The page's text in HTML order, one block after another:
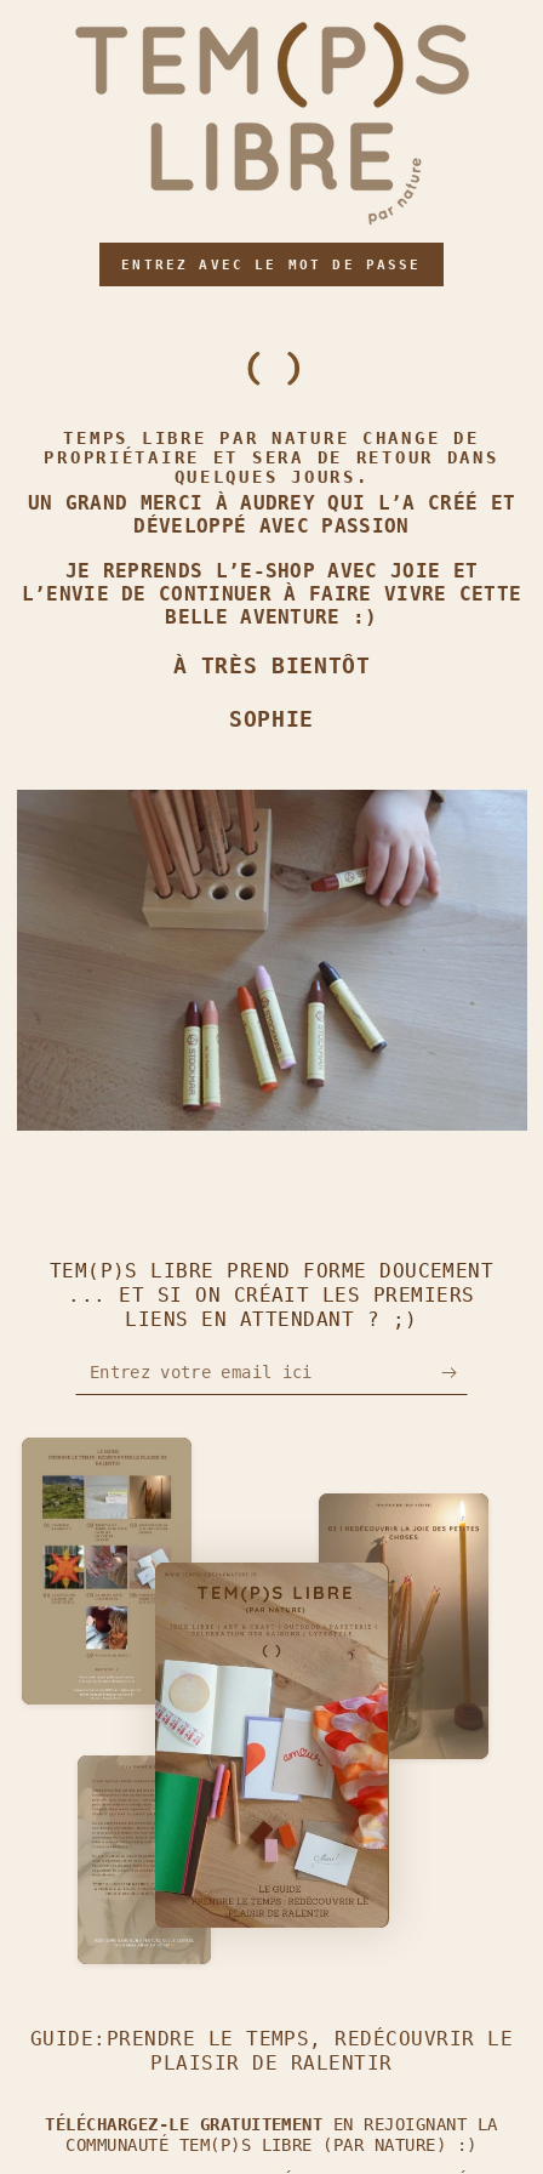
ENTREZ AVEC LE MOT DE PASSE
TEMPS LIBRE PAR NATURE CHANGE DE
PROPRIÉTAIRE ET SERA DE RETOUR DANS
QUELQUES JOURS.
UN GRAND MERCI À AUDREY QUI L’A CRÉÉ ET
DÉVELOPPÉ AVEC PASSION
JE REPRENDS L’E‑SHOP AVEC JOIE ET
L’ENVIE DE CONTINUER À FAIRE VIVRE CETTE
BELLE AVENTURE :)
À TRÈS BIENTÔT
SOPHIE
TEM(P)S LIBRE PREND FORME DOUCEMENT
... ET SI ON CRÉAIT LES PREMIERS
LIENS EN ATTENDANT ? ;)
Entrez votre email ici
GUIDE:PRENDRE LE TEMPS, REDÉCOUVRIR LE
PLAISIR DE RALENTIR
TÉLÉCHARGEZ-LE GRATUITEMENT EN REJOIGNANT LA
COMMUNAUTÉ TEM(P)S LIBRE (PAR NATURE) :)